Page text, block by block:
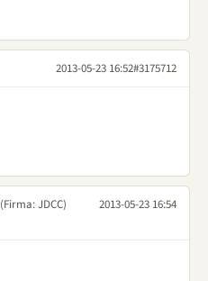
2013-05-23 16:52#3175712
(Firma: JDCC)
2013-05-23 16:54